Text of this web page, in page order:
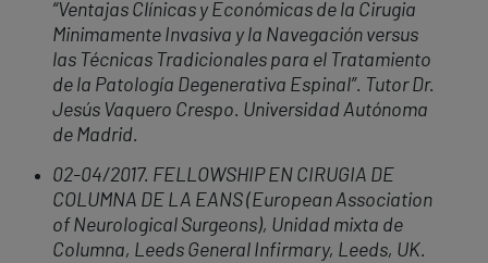
“Ventajas Clínicas y Económicas de la Cirugia
Minimamente Invasiva y la Navegación versus
las Técnicas Tradicionales para el Tratamiento
de la Patología Degenerativa Espinal”. Tutor Dr.
Jesús Vaquero Crespo. Universidad Autónoma
de Madrid.
02-04/2017. FELLOWSHIP EN CIRUGIA DE
COLUMNA DE LA EANS (European Association
of Neurological Surgeons), Unidad mixta de
Columna, Leeds General Infirmary, Leeds, UK.